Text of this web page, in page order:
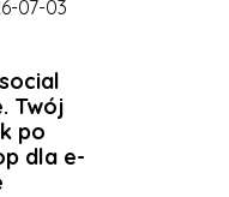
07-03
Twój
po
dla e-